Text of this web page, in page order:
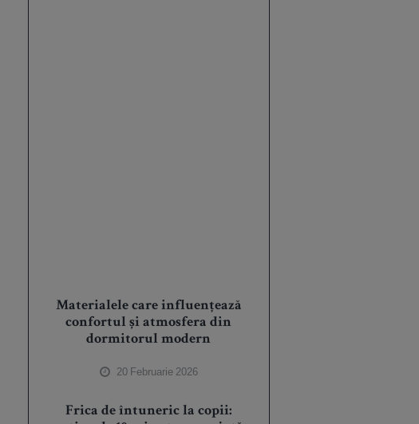
Materialele care influențează
confortul și atmosfera din
dormitorul modern
20 Februarie 2026
Frica de întuneric la copii: